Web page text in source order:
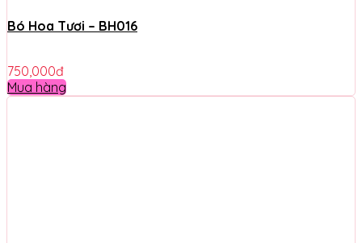
Bó Hoa Tươi – BH016
750,000đ
Mua hàng